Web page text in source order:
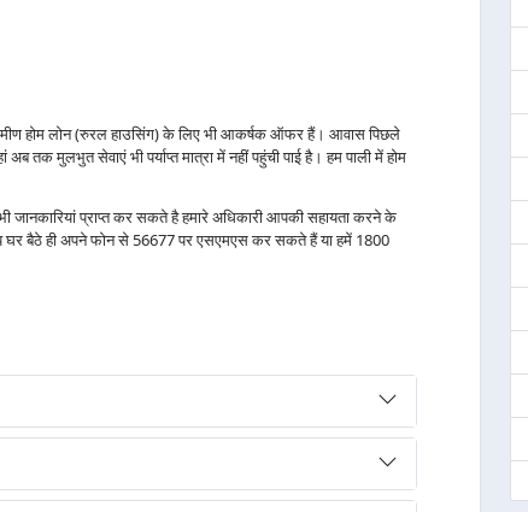
होम लोन (रुरल हाउसिंग) के लिए भी आकर्षक ऑफर हैं। आवास पिछले
तक मुलभुत सेवाएं भी पर्याप्त मात्रा में नहीं पहुंची पाई है। हम पाली में होम
प्राप्त कर सकते है हमारे अधिकारी आपकी सहायता करने के
बैठे ही अपने फोन से 56677 पर एसएमएस कर सकते हैं या हमें 1800